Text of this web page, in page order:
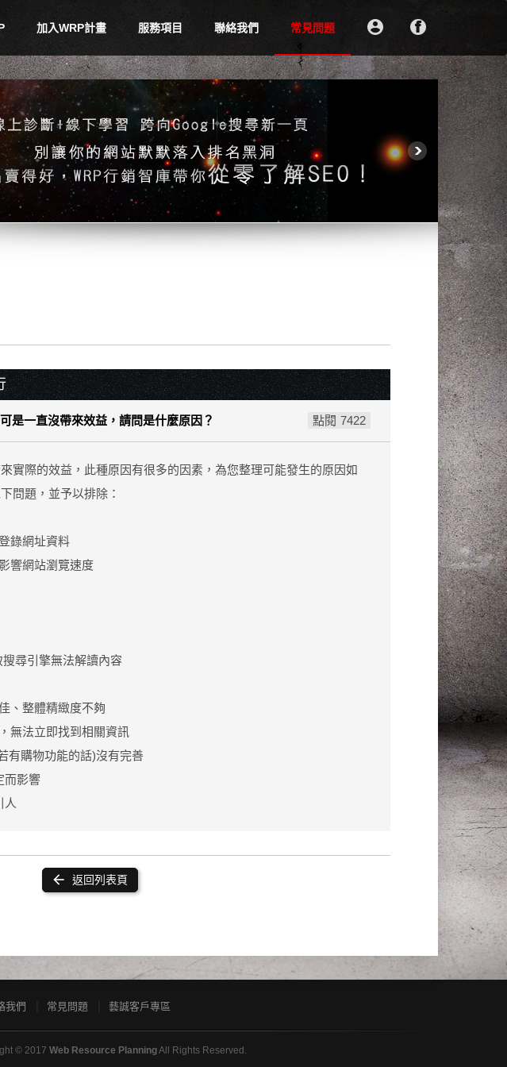
加入WRP計畫 服務項目 聯絡我們 常見問題
是一直沒帶來效益，請問是什麼原因？ 7422
實際的效益，此種原因有很多的因素，為您整理可能發生的原因如
問題，並予以排除：
錄網址資料
響網站瀏覽速度
尋引擎無法解讀內容
、整體精緻度不夠
無法立即找到相關資訊
有購物功能的話)沒有完善
而影響
人
arrow_back 返回列表頁
我們 常見問題 藝誠客戶專區
© 2017 Web Resource PlanningAll Rights Reserved.